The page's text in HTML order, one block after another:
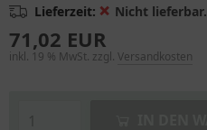
Lieferzeit: ❌ Nicht lieferbar.
71,02 EUR
inkl. 19 % MwSt. zzgl. Versandkosten